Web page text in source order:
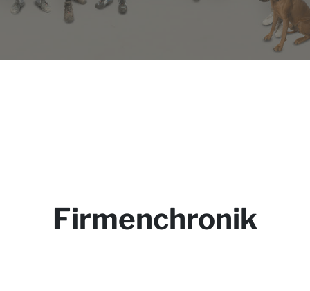
Firmenchronik